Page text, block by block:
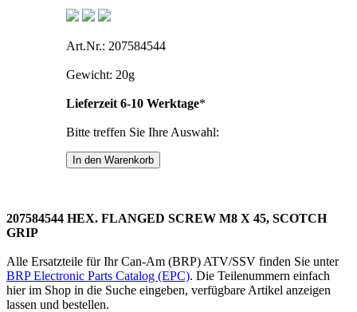
Art.Nr.: 207584544
Gewicht: 20g
Lieferzeit 6-10 Werktage*
Bitte treffen Sie Ihre Auswahl:
207584544 HEX. FLANGED SCREW M8 X 45, SCOTCH
GRIP
Alle Ersatzteile für Ihr Can-Am (BRP) ATV/SSV finden Sie unter
BRP Electronic Parts Catalog (EPC). Die Teilenummern einfach
hier im Shop in die Suche eingeben, verfügbare Artikel anzeigen
lassen und bestellen.